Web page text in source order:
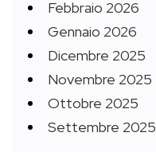
Febbraio 2026
Gennaio 2026
Dicembre 2025
Novembre 2025
Ottobre 2025
Settembre 2025